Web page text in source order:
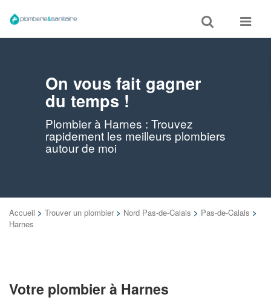
Toggle
search
Toggle
On vous fait gagner
du temps !
Plombier à Harnes : Trouvez
rapidement les meilleurs plombiers
autour de moi
Accueil > Trouver un plombier > Nord Pas-de-Calais > Pas-de-Calais >
Harnes
Votre plombier à Harnes